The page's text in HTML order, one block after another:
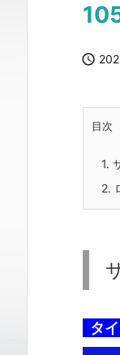

目次
1.
2.
タ